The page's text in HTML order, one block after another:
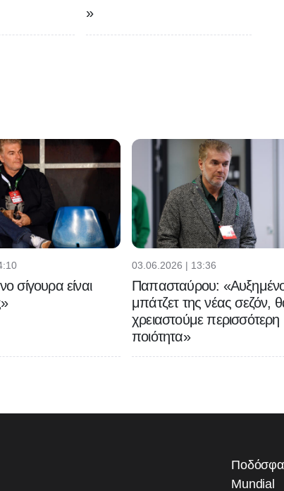
»
σίγουρα είναι
03.06.2026 | 13:36
Παπασταύρου:
μπάτζετ της νέας σεζόν,
χρειαστούμε περισσότερη
ποιότητα»
Mundial